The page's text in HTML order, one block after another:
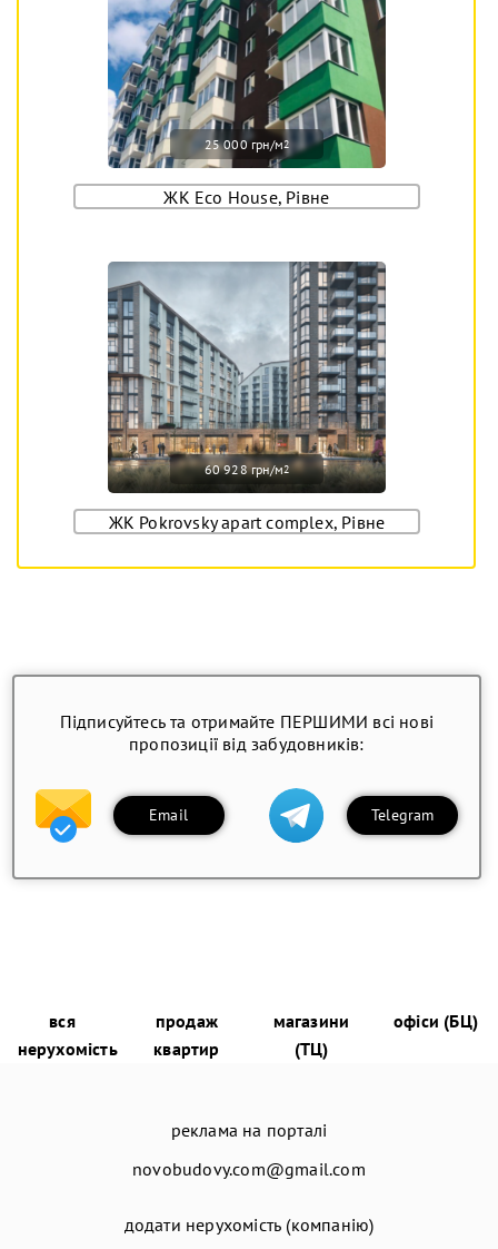
25 000 грн/м2
ЖК Eco House, Рівне
60 928 грн/м2
ЖК Pokrovsky apart complex, Рівне
Підписуйтесь та отримайте ПЕРШИМИ всі нові
пропозиції від забудовників:
Email Telegram
вся
нерухомість
продаж
квартир
магазини
(ТЦ)
офіси (БЦ)
реклама на порталі
novobudovy.com@gmail.com
додати нерухомість (компанію)